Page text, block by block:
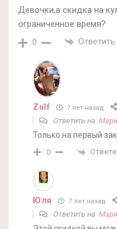
Девочки,а скидка на
ограниченное время?
0 Ответить
Zulf 7 лет назад
Ответить на Мари
Только на первый
0
Юля 7 лет назад
Ответить на Мари